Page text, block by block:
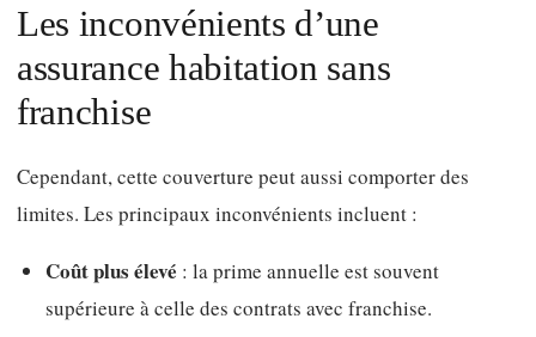
Les inconvénients d’une
assurance habitation sans
franchise
Cependant, cette couverture peut aussi comporter des
limites. Les principaux inconvénients incluent :
Coût plus élevé : la prime annuelle est souvent
supérieure à celle des contrats avec franchise.